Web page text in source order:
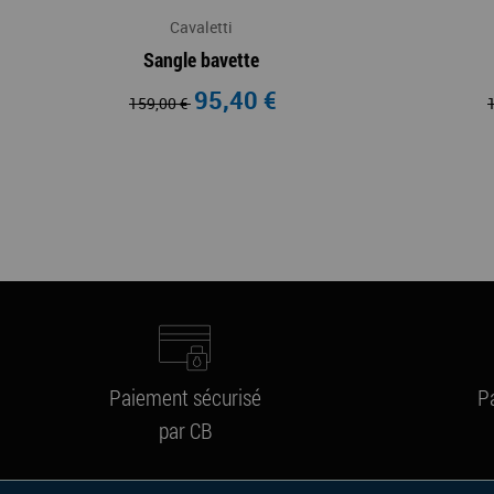
Cavaletti
Sangle bavette
159,00 € 95,40 €
Paiement sécurisé
par CB